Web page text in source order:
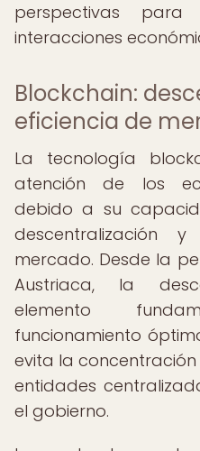
perspectivas
interacciones
Blockchain:
eficiencia de
La tecnología
atención de los
debido a su
descentralización
mercado. Desde la
Austriaca, la
elemento
funcionamiento
evita la
entidades
el gobierno.